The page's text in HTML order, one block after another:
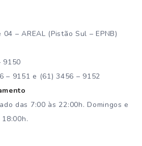
– AREAL (Pistão Sul – EPNB)
9150
– 9151 e (61) 3456 – 9152
das 7:00 às 22:00h. Domingos e